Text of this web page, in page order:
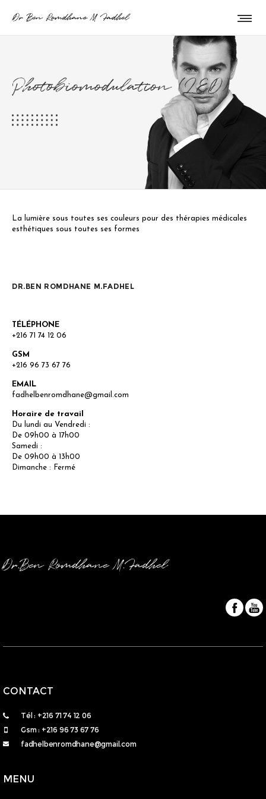
Photobiomodulation (LED)
La lumière sous toutes ses couleurs pour des thérapies médicales
esthétiques sous toutes ses formes
DR.BEN ROMDHANE M.FADHEL
TÉLÉPHONE
+216 71 74 12 06
GSM
+216 96 73 67 76
EMAIL
fadhelbenromdhane@gmail.com
Horaire de travail
Du lundi au Vendredi :
De 09h00 à 17h00
Samedi :
De 09h00 à 13h00
Dimanche : Fermé
Dr.Ben Romdhane M.Fadhel
CONTACT
Tél : +216 71 74 12 06
Gsm : +216 96 73 67 76
fadhelbenromdhane@gmail.com
MENU